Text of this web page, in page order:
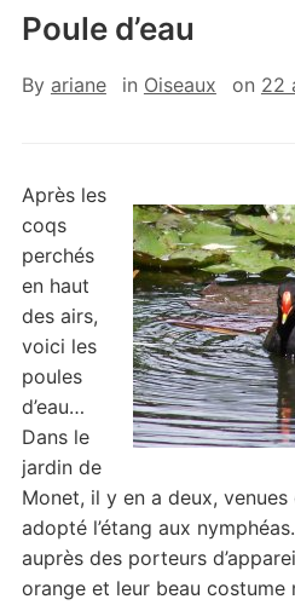
Poule d’eau
By ariane in Oiseaux on 22
Après les
coqs
perchés
en haut
des airs,
voici les
poules
d’eau…
Dans le
jardin de
Monet, il y en a deux, venues
adopté l’étang aux
auprès des porteurs
orange et leur beau costume